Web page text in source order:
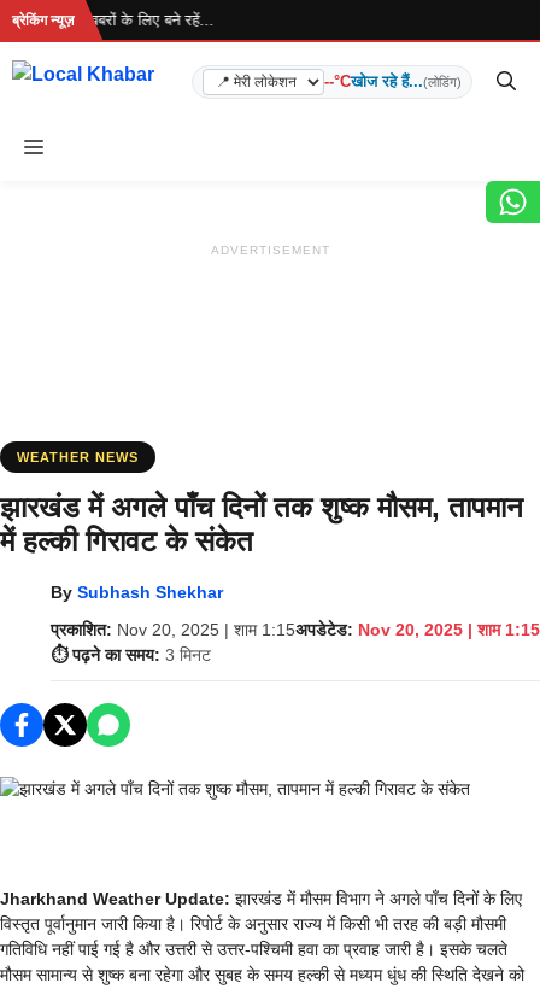
Skip
content
ब्रेकिंग न्यूज़
है... ताज़ा खबरों के लिए बने रहें...
--°Cखोज रहे हैं...(लोडिंग)
Menu
ADVERTISEMENT
WEATHER NEWS
झारखंड में अगले पाँच दिनों तक शुष्क मौसम, तापमान
में हल्की गिरावट के संकेत
By Subhash Shekhar
प्रकाशित: Nov 20, 2025 | शाम 1:15अपडेटेड: Nov 20, 2025 | शाम 1:15
⏱️ पढ़ने का समय: 3 मिनट
Jharkhand Weather Update: झारखंड में मौसम विभाग ने अगले पाँच दिनों के लिए
विस्तृत पूर्वानुमान जारी किया है। रिपोर्ट के अनुसार राज्य में किसी भी तरह की बड़ी मौसमी
गतिविधि नहीं पाई गई है और उत्तरी से उत्तर-पश्चिमी हवा का प्रवाह जारी है। इसके चलते
मौसम सामान्य से शुष्क बना रहेगा और सुबह के समय हल्की से मध्यम धुंध की स्थिति देखने को